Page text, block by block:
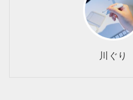
川ぐり